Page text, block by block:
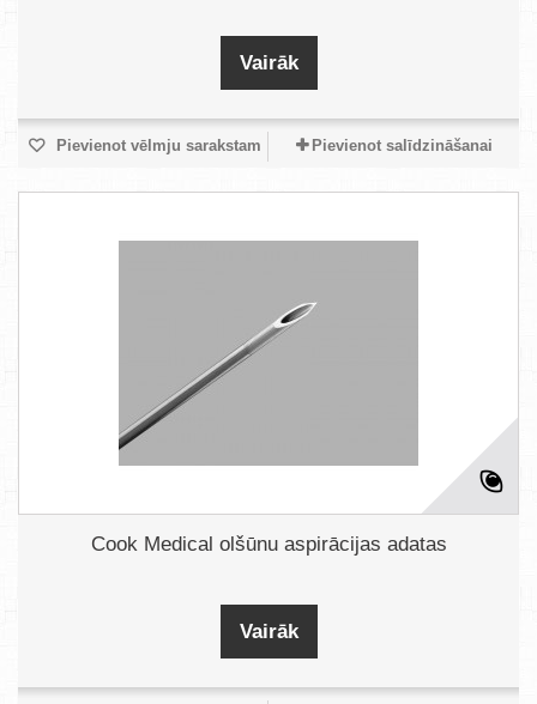
Vairāk
Pievienot vēlmju sarakstam Pievienot salīdzināšanai
Cook Medical olšūnu aspirācijas adatas
Vairāk